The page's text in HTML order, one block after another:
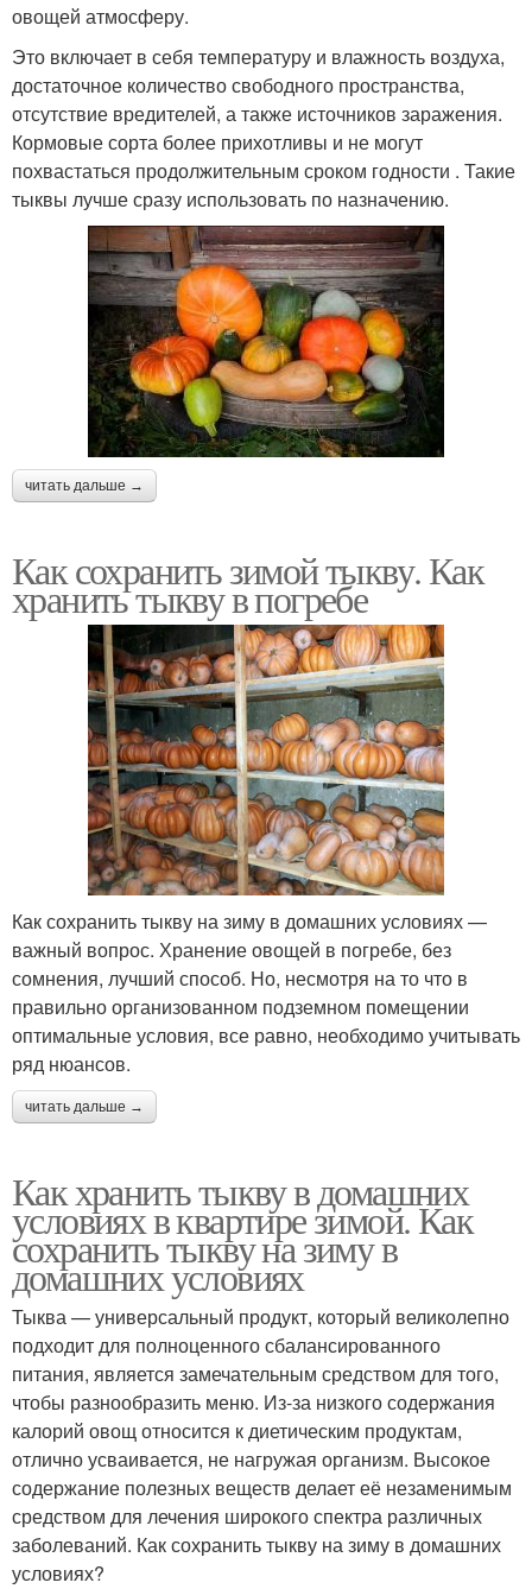
овощей атмосферу.
Это включает в себя температуру и влажность воздуха,
достаточное количество свободного пространства,
отсутствие вредителей, а также источников заражения.
Кормовые сорта более прихотливы и не могут
похвастаться продолжительным сроком годности . Такие
тыквы лучше сразу использовать по назначению.
читать дальше →
Как сохранить зимой тыкву. Как
хранить тыкву в погребе
Как сохранить тыкву на зиму в домашних условиях —
важный вопрос. Хранение овощей в погребе, без
сомнения, лучший способ. Но, несмотря на то что в
правильно организованном подземном помещении
оптимальные условия, все равно, необходимо учитывать
ряд нюансов.
читать дальше →
Как хранить тыкву в домашних
условиях в квартире зимой. Как
сохранить тыкву на зиму в
домашних условиях
Тыква — универсальный продукт, который великолепно
подходит для полноценного сбалансированного
питания, является замечательным средством для того,
чтобы разнообразить меню. Из-за низкого содержания
калорий овощ относится к диетическим продуктам,
отлично усваивается, не нагружая организм. Высокое
содержание полезных веществ делает её незаменимым
средством для лечения широкого спектра различных
заболеваний. Как сохранить тыкву на зиму в домашних
условиях?